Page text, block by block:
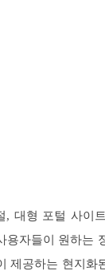
, 대형 포털 사이
용자들이 원하는
제공하는 현지화